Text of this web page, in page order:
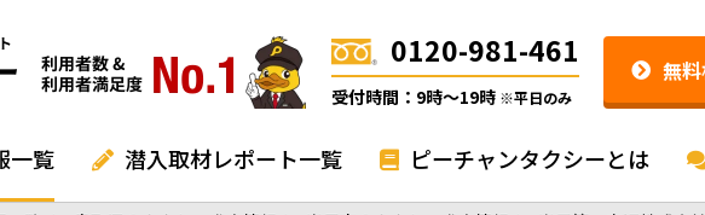
0120-981-461
受付時間：9時〜19時 ※平日のみ
無
一覧 潜入取材レポート一覧 ピーチャンタクシーとは